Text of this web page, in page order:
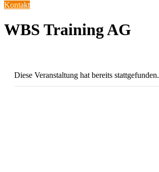
Kontakt
WBS Training AG
Diese Veranstaltung hat bereits stattgefunden.